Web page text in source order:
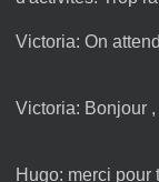
Victoria: On
Victoria: Bonjour ,
Hugo: merci pour